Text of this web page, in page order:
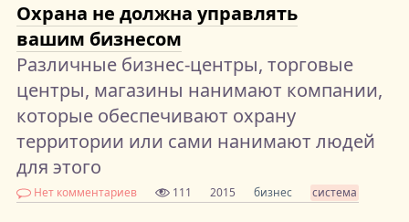
Охрана не должна управлять
вашим бизнесом
Различные бизнес-центры, торговые
центры, магазины нанимают компании,
которые обеспечивают охрану
территории или сами нанимают людей
для этого
Нет комментариев 111 2015 бизнес система